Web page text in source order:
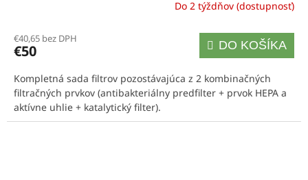
R
M
O
Do 2 týždňov (dostupnosť)
€40,65 bez DPH
€50 DO KOŠÍKA
Kompletná sada filtrov pozostávajúca z 2 kombinačných
filtračných prvkov (antibakteriálny predfilter + prvok HEPA a
aktívne uhlie + katalytický filter).